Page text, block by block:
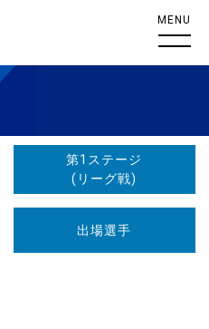
MENU
第1ステージ
(リーグ戦)
出場選手